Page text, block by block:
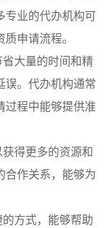
专业的代办机构可
申请流程。
大量的时间和精
误。代办机构通常
过程中能够提供准
得更多的资源和
合作关系，能够为
方式，能够帮助